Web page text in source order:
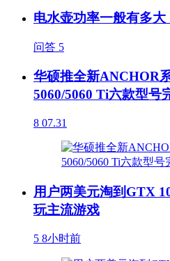
电水壶功率一般有多大
问答 5
华硕推全新ANCHOR
5060/5060 Ti六款型号
8 07.31
用户两美元淘到GTX
玩主流游戏
5 8小时前